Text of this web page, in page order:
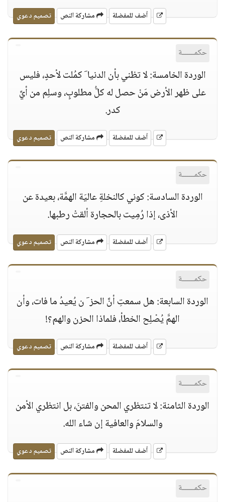
أضف للمفضلة مشاركة النص تصميم دعوي
حكمــــــة
الوردة الخامسة: لا تظني بأن الدنيا َ كمُلت لأحدٍ، فليس
على ظهر الأرض مَنْ حصل له كلُّ مطلوبٍ، وسلِم من أيِّ
كدر.
أضف للمفضلة مشاركة النص تصميم دعوي
حكمــــــة
الوردة السادسة: كوني كالنخلةِ عاليَة الهمَّة، بعيدة عن
الأذى، إذا رُمِيت بالحجارة ألقتْ رطبها.
أضف للمفضلة مشاركة النص تصميم دعوي
حكمــــــة
الوردة السابعة: هل سمعتِ أنَّ الحز َ ن يُعيدُ ما فات، وأن
الهمَّ يُصْلِح الخطأ، فلماذا الحزن والهم؟!
أضف للمفضلة مشاركة النص تصميم دعوي
حكمــــــة
الوردة الثامنة: لا تنتظري المحن والفتنَ، بل انتظري الأمن
والسلامَ والعافية إن شاء الله.
أضف للمفضلة مشاركة النص تصميم دعوي
حكمــــــة